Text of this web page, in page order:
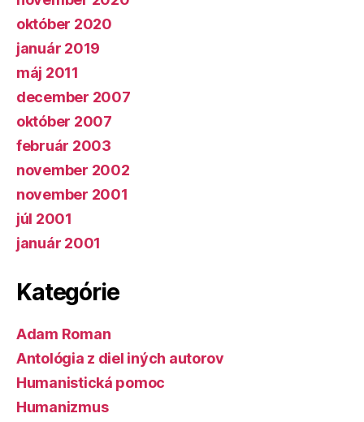
október 2020
január 2019
máj 2011
december 2007
október 2007
február 2003
november 2002
november 2001
júl 2001
január 2001
Kategórie
Adam Roman
Antológia z diel iných autorov
Humanistická pomoc
Humanizmus